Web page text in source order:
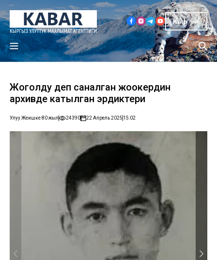
Кыр
Жоголду деп саналган жоокердин
архивде катылган эрдиктери
Улуу Жеңишке 80 жыл 24390 22 Апрель 2025 15:02